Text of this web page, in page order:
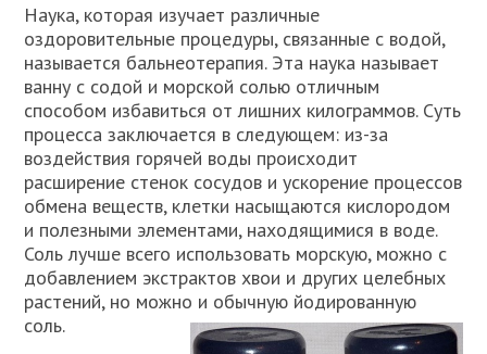
Наука, которая изучает различные
оздоровительные процедуры, связанные с водой,
называется бальнеотерапия. Эта наука называет
ванну с содой и морской солью отличным
способом избавиться от лишних килограммов. Суть
процесса заключается в следующем: из-за
воздействия горячей воды происходит
расширение стенок сосудов и ускорение процессов
обмена веществ, клетки насыщаются кислородом
и полезными элементами, находящимися в воде.
Соль лучше всего использовать морскую, можно с
добавлением экстрактов хвои и других целебных
растений, но можно и обычную йодированную
соль.